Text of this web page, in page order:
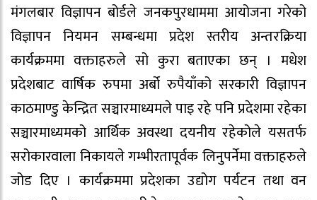
मंगलबार विज्ञापन बोर्डले जनकपुरधाममा आयोजना गरेको
विज्ञापन नियमन सम्बन्धमा प्रदेश स्तरीय अन्तरक्रिया
कार्यक्रममा वक्ताहरुले सो कुरा बताएका छन् । मधेश
प्रदेशबाट वार्षिक रुपमा अर्बो रुपैयाँको सरकारी विज्ञापन
काठमाण्डु केन्द्रित सञ्चारमाध्यमले पाइ रहे पनि प्रदेशमा रहेका
सञ्चारमाध्यमको आर्थिक अवस्था दयनीय रहेकोले यसतर्फ
सरोकारवाला निकायले गम्भीरतापूर्वक लिनुपर्नेमा वक्ताहरुले
जोड दिए । कार्यक्रममा प्रदेशका उद्योग पर्यटन तथा वन